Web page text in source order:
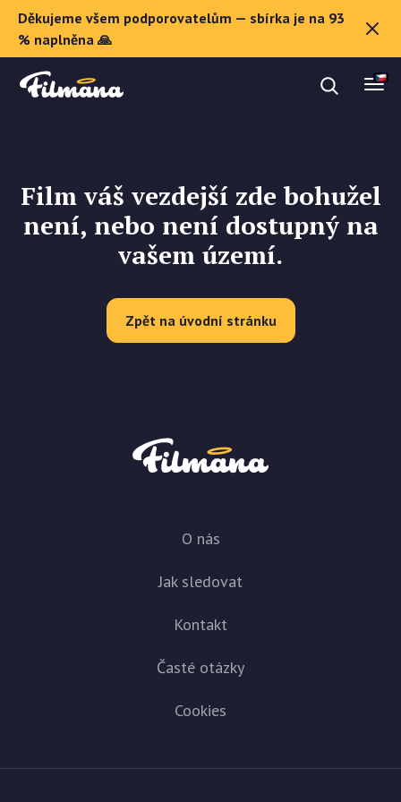
Děkujeme všem podporovatelům — sbírka je na 93
% naplněna 🙏
O Filmaně
Dárkové poukazy
Registrovat se
Film váš vezdejší zde bohužel
není, nebo není dostupný na
vašem území.
Zpět na úvodní stránku
O nás
Jak sledovat
Kontakt
Časté otázky
Cookies